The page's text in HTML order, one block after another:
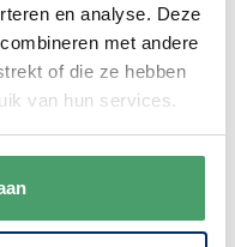
en analyse. Deze
met andere
of die ze hebben
van hun services.
verguld